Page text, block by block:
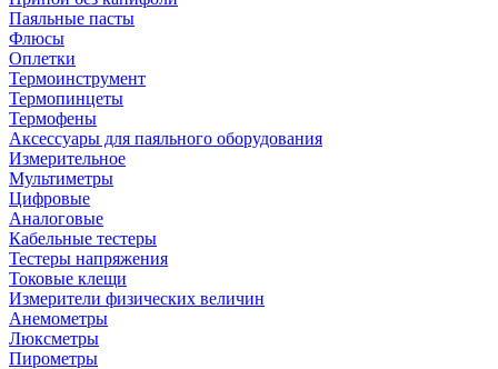
Паяльные пасты
Флюсы
Оплетки
Термоинструмент
Термопинцеты
Термофены
Аксессуары для паяльного оборудования
Измерительное
Мультиметры
Цифровые
Аналоговые
Кабельные тестеры
Тестеры напряжения
Токовые клещи
Измерители физических величин
Анемометры
Люксметры
Пирометры